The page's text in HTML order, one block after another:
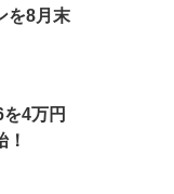
を8月末
4万円